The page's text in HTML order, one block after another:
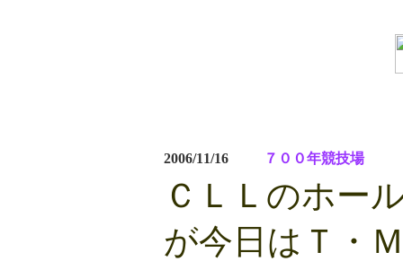
2006/11/16 ７００年競技場
ＣＬＬのホー
が今日はＴ・